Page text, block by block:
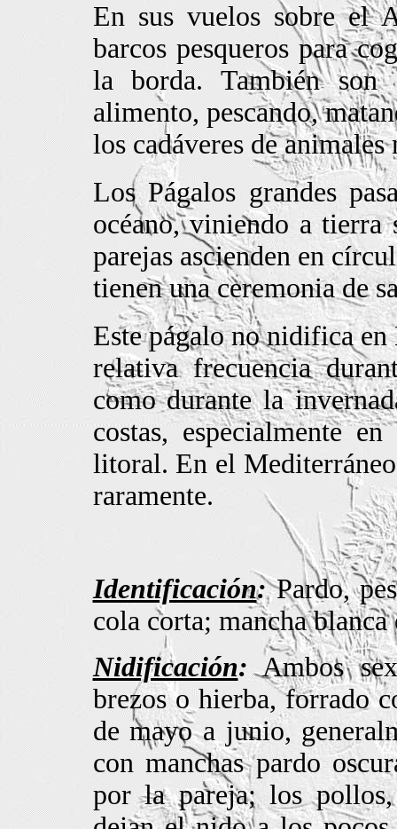
En sus vuelos sobre el
barcos pesqueros para
la borda. También son
alimento, pescando,
los cadáveres de
Los Págalos grandes
océano, viniendo a
parejas ascienden en
tienen una ceremonia de
Este págalo no nidifica en
relativa frecuencia
como durante la
costas, especialmente
litoral. En el Mediterráneo
raramente.
Identificación:Pardo,
cola corta; mancha blanca
Nidificación: Ambos
brezos o hierba, forrado
de mayo a junio,
con manchas pardo
por la pareja; los pollos,